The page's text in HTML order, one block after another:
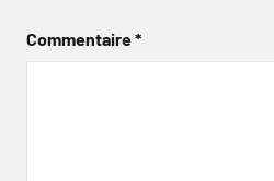
Commentaire*